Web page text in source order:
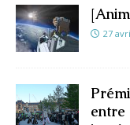
27
entre